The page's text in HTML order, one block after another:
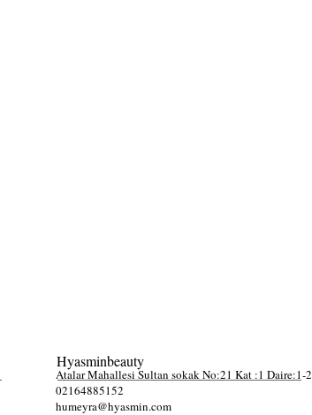
Hyasminbeauty
Atalar Mahallesi Sultan sokak No:21 Kat :1 Daire:1-2
02164885152
humeyra@hyasmin.com